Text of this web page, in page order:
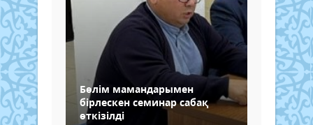
Бөлім мамандарымен
бірлескен семинар сабақ
өткізілді